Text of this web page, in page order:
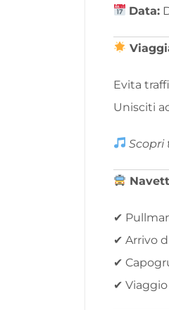
Data:
Evita
Unisciti
Scopri
✔
✔ Arrivo
✔
✔